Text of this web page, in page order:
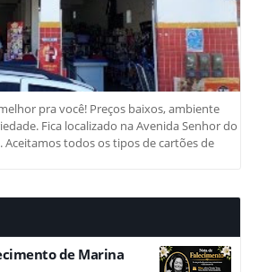
pra você! Preços baixos, ambiente
Fica localizado na Avenida Senhor do
Aceitamos todos os tipos de cartões de
de Marina